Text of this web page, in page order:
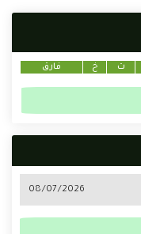
ت خ فارق